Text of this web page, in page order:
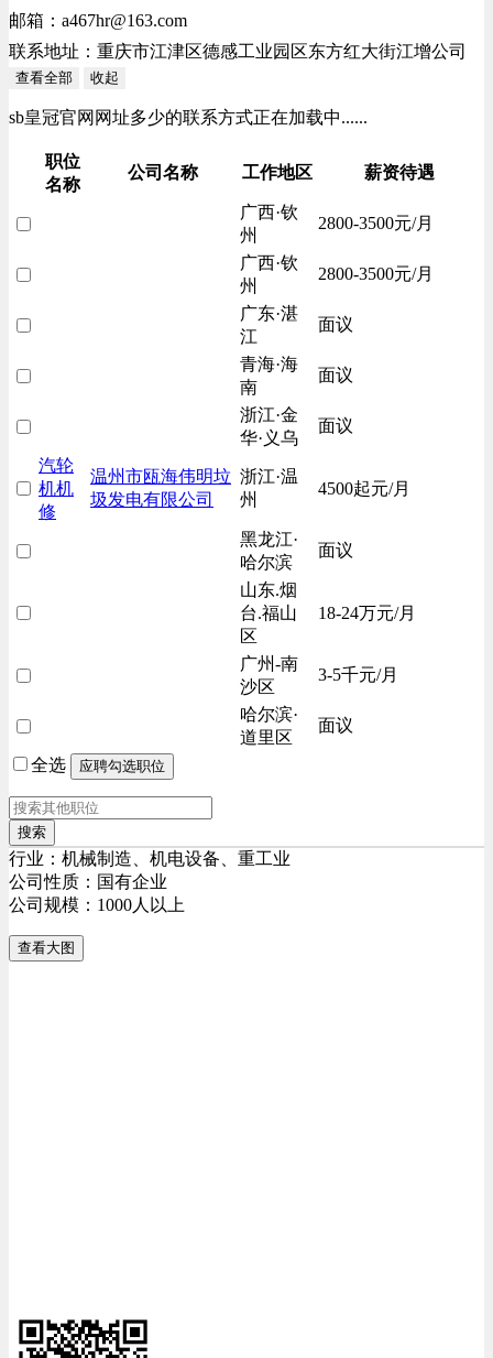
邮箱： a467hr@163.com
联系地址：重庆市江津区德感工业园区东方红大街江增公司
查看全部 收起
sb皇冠官网网址多少的联系方式正在加载中......
职位
名称
公司名称 工作地区 薪资待遇
广西·钦
州
2800-3500元/月
广西·钦
州
2800-3500元/月
广东·湛
江
面议
青海·海
南
面议
浙江·金
华·义乌
面议
汽轮
机机
修
温州市瓯海伟明垃
圾发电有限公司
浙江·温
州
4500起元/月
黑龙江·
哈尔滨
面议
山东.烟
台.福山
区
18-24万元/月
广州-南
沙区
3-5千元/月
哈尔滨·
道里区
面议
全选
搜索
行业：机械制造、机电设备、重工业
公司性质：国有企业
公司规模：1000人以上
查看大图